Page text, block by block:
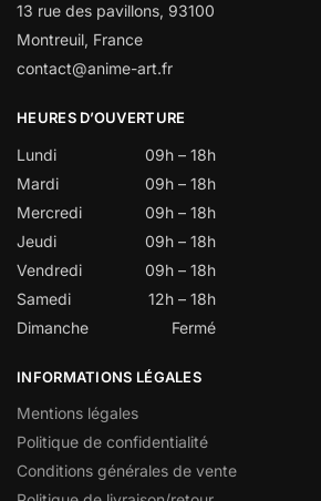
13 rue des pavillons, 93100
Montreuil, France
contact@anime-art.fr
HEURES D’OUVERTURE
Lundi
09h – 18h
Mardi
09h – 18h
Mercredi
09h – 18h
Jeudi
09h – 18h
Vendredi
09h – 18h
Samedi
12h – 18h
Dimanche
Fermé
INFORMATIONS LÉGALES
Mentions légales
Politique de confidentialité
Conditions générales de vente